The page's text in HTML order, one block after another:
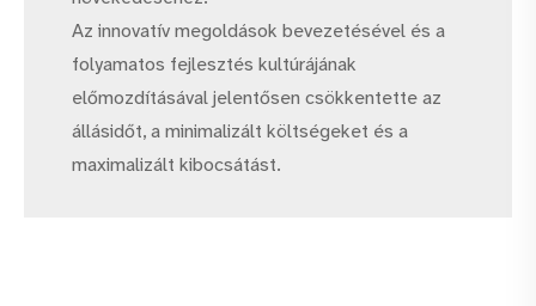
Az innovatív megoldások bevezetésével és a
folyamatos fejlesztés kultúrájának
előmozdításával jelentősen csökkentette az
állásidőt, a minimalizált költségeket és a
maximalizált kibocsátást.